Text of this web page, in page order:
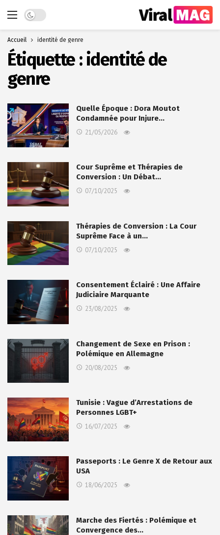
Dark mode
Accueil identité de genre
Étiquette : identité de
genre
Quelle Époque : Dora Moutot
Condamnée pour Injure…
21/05/2026
Cour Suprême et Thérapies de
Conversion : Un Débat…
07/10/2025
Thérapies de Conversion : La Cour
Suprême Face à un…
07/10/2025
Consentement Éclairé : Une Affaire
Judiciaire Marquante
23/08/2025
Changement de Sexe en Prison :
Polémique en Allemagne
20/08/2025
Tunisie : Vague d’Arrestations de
Personnes LGBT+
16/07/2025
Passeports : Le Genre X de Retour aux
USA
18/06/2025
Marche des Fiertés : Polémique et
Convergence des…